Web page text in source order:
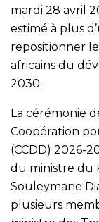
mardi 28 avril
estimé à plus
repositionner
africains du
2030.
La cérémonie
Coopération
(CCDD) 2026-
du ministre du
Souleymane
plusieurs